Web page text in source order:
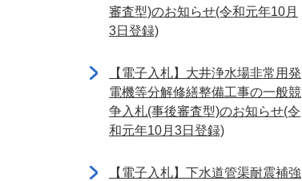
審査型)のお知らせ(令和元年10月
3日登録)
【電子入札】大井浄水場非常用発
電機等分解修繕整備工事の一般競
争入札(事後審査型)のお知らせ(令
和元年10月3日登録)
【電子入札】下水道管渠耐震補強